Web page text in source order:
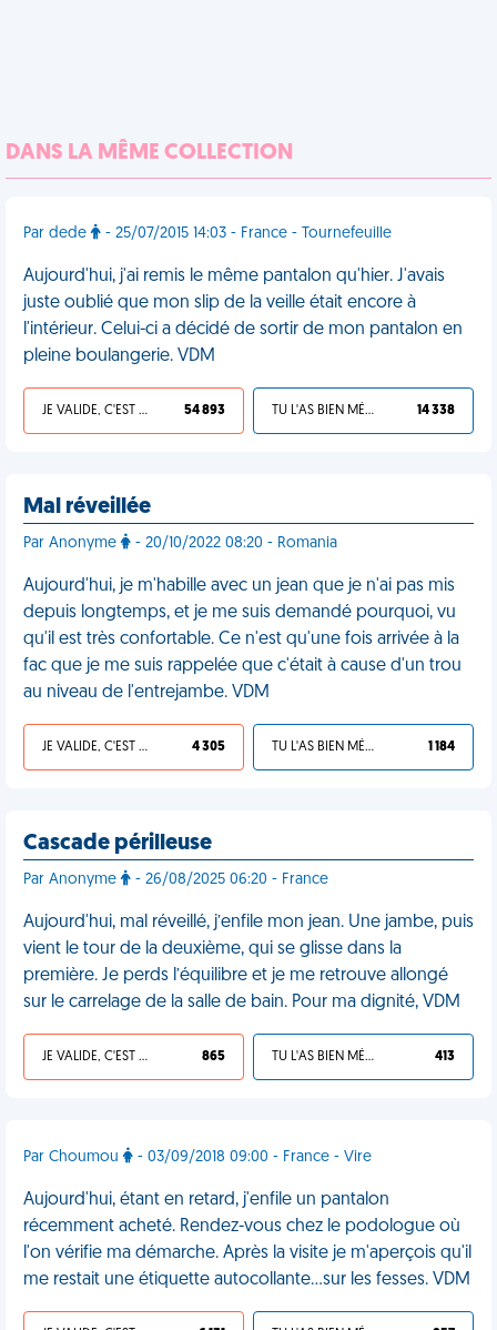
DANS LA MÊME COLLECTION
Par dede - 25/07/2015 14:03 - France - Tournefeuille
Aujourd'hui, j'ai remis le même pantalon qu'hier. J'avais
juste oublié que mon slip de la veille était encore à
l'intérieur. Celui-ci a décidé de sortir de mon pantalon en
pleine boulangerie. VDM
JE VALIDE, C'EST UNE VDM 54 893 TU L'AS BIEN MÉRITÉ 14 338
Mal réveillée
Par Anonyme - 20/10/2022 08:20 - Romania
Aujourd'hui, je m'habille avec un jean que je n'ai pas mis
depuis longtemps, et je me suis demandé pourquoi, vu
qu'il est très confortable. Ce n'est qu'une fois arrivée à la
fac que je me suis rappelée que c'était à cause d'un trou
au niveau de l'entrejambe. VDM
JE VALIDE, C'EST UNE VDM 4 305 TU L'AS BIEN MÉRITÉ 1 184
Cascade périlleuse
Par Anonyme - 26/08/2025 06:20 - France
Aujourd'hui, mal réveillé, j’enfile mon jean. Une jambe, puis
vient le tour de la deuxième, qui se glisse dans la
première. Je perds l’équilibre et je me retrouve allongé
sur le carrelage de la salle de bain. Pour ma dignité, VDM
JE VALIDE, C'EST UNE VDM 865 TU L'AS BIEN MÉRITÉ 413
Par Choumou - 03/09/2018 09:00 - France - Vire
Aujourd'hui, étant en retard, j'enfile un pantalon
récemment acheté. Rendez-vous chez le podologue où
l'on vérifie ma démarche. Après la visite je m'aperçois qu'il
me restait une étiquette autocollante...sur les fesses. VDM